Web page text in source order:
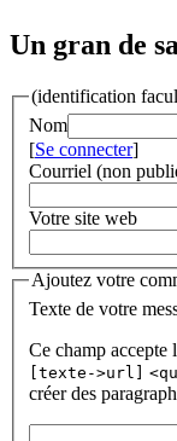
Un gran de
(identification
Nom
[Se connecter]
Courriel (non
Votre site web
Ajoutez votre
Texte de votre
Ce champ accepte
[texte->url]
créer des